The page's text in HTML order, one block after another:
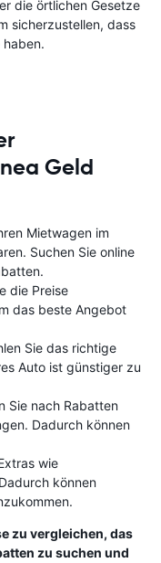
die örtlichen Gesetze
sicherzustellen, dass
haben.
Geld
Mietwagen im
Suchen Sie online
die Preise
das beste Angebot
Sie das richtige
Auto ist günstiger zu
Sie nach Rabatten
Dadurch können
wie
können
zu vergleichen, das
zu suchen und